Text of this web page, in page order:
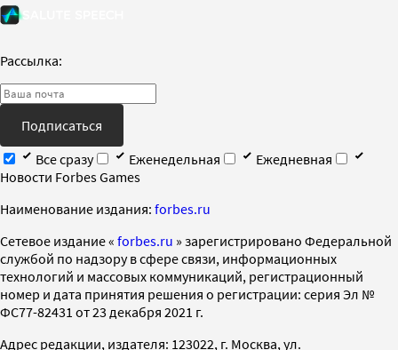
Рассылка:
Подписаться
Все сразу
Еженедельная
Ежедневная
Новости Forbes Games
Наименование издания: forbes.ru
Cетевое издание « forbes.ru » зарегистрировано Федеральной
службой по надзору в сфере связи, информационных
технологий и массовых коммуникаций, регистрационный
номер и дата принятия решения о регистрации: серия Эл №
ФС77-82431 от 23 декабря 2021 г.
Адрес редакции, издателя: 123022, г. Москва, ул.